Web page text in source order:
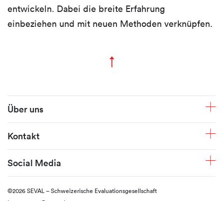
entwickeln. Dabei die breite Erfahrung
einbeziehen und mit neuen Methoden verknüpfen.
↑Zum Seitenanfang
Fusszeile
Über uns
Kontakt
Social Media
©2026 SEVAL – Schweizerische Evaluationsgesellschaft